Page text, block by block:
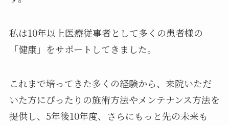
私は10年以上医療従事者として多くの患者様の
「健康」をサポートしてきました。
これまで培ってきた多くの経験から、来院いただ
いた方にぴったりの施術方法やメンテナンス方法を
提供し、5年後10年度、さらにもっと先の未来も